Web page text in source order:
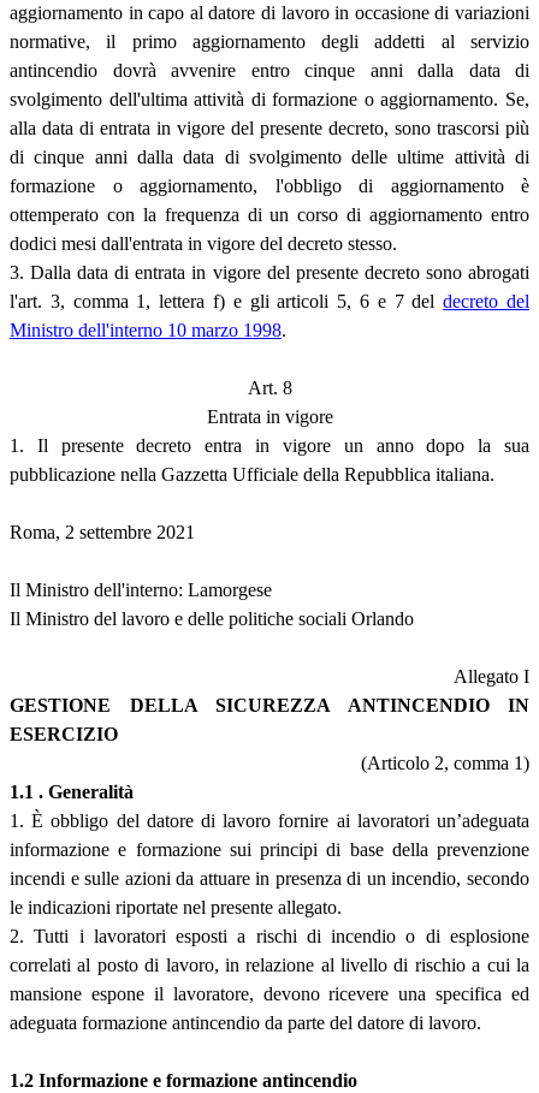
aggiornamento in capo al datore di lavoro in occasione di variazioni
normative, il primo aggiornamento degli addetti al servizio
antincendio dovrà avvenire entro cinque anni dalla data di
svolgimento dell'ultima attività di formazione o aggiornamento. Se,
alla data di entrata in vigore del presente decreto, sono trascorsi più
di cinque anni dalla data di svolgimento delle ultime attività di
formazione o aggiornamento, l'obbligo di aggiornamento è
ottemperato con la frequenza di un corso di aggiornamento entro
dodici mesi dall'entrata in vigore del decreto stesso.
3. Dalla data di entrata in vigore del presente decreto sono abrogati
l'art. 3, comma 1, lettera f) e gli articoli 5, 6 e 7 deldecreto del
Ministro dell'interno 10 marzo 1998.
Art. 8
Entrata in vigore
1. Il presente decreto entra in vigore un anno dopo la sua
pubblicazione nella Gazzetta Ufficiale della Repubblica italiana.
Roma, 2 settembre 2021
Il Ministro dell'interno: Lamorgese
Il Ministro del lavoro e delle politiche sociali Orlando
Allegato I
GESTIONE DELLA SICUREZZA ANTINCENDIO IN
ESERCIZIO
(Articolo 2, comma 1)
1.1 . Generalità
1. È obbligo del datore di lavoro fornire ai lavoratori un’adeguata
informazione e formazione sui principi di base della prevenzione
incendi e sulle azioni da attuare in presenza di un incendio, secondo
le indicazioni riportate nel presente allegato.
2. Tutti i lavoratori esposti a rischi di incendio o di esplosione
correlati al posto di lavoro, in relazione al livello di rischio a cui la
mansione espone il lavoratore, devono ricevere una specifica ed
adeguata formazione antincendio da parte del datore di lavoro.
1.2 Informazione e formazione antincendio